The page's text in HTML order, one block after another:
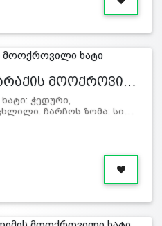
მოოქროვი…
ჭედური,
ჩარჩოს ზომა: სი…